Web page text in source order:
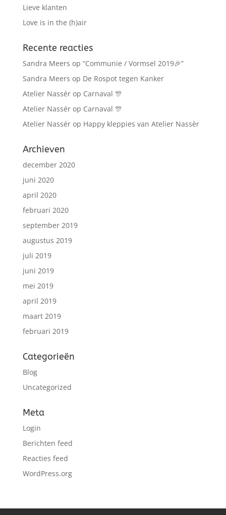
Lieve klanten
Love is in the (h)air
Recente reacties
Sandra Meers op “Communie / Vormsel 2019🎉”
Sandra Meers op De Rospot tegen Kanker
Atelier Nassérop Carnaval 🎊
Atelier Nassérop Carnaval 🎊
Atelier Nassérop Happy kleppies van Atelier Nassèr
Archieven
december 2020
juni 2020
april 2020
februari 2020
september 2019
augustus 2019
juli 2019
juni 2019
mei 2019
april 2019
maart 2019
februari 2019
Categorieën
Blog
Uncategorized
Meta
Login
Berichten feed
Reacties feed
WordPress.org